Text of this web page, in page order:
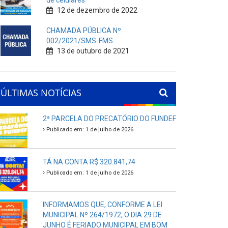
12 de dezembro de 2022
CHAMADA PÚBLICA Nº
002/2021/SMS-FMS
13 de outubro de 2021
ÚLTIMAS NOTÍCIAS
2ª PARCELA DO PRECATÓRIO DO FUNDEF
Publicado em: 1 de julho de 2026
TÁ NA CONTA R$ 320.841,74
Publicado em: 1 de julho de 2026
INFORMAMOS QUE, CONFORME A LEI
MUNICIPAL Nº 264/1972, O DIA 29 DE
JUNHO É FERIADO MUNICIPAL EM BOM